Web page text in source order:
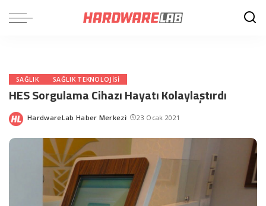
SAĞLIK SAĞLIK TEKNOLOJISI
HES Sorgulama Cihazı Hayatı Kolaylaştırdı
Posted
HardwareLab Haber Merkezi 23 Ocak 2021